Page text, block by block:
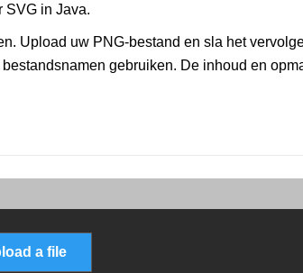
SVG in Java.
Upload uw PNG-bestand en sla het
gebruiken. De inhoud en
a file